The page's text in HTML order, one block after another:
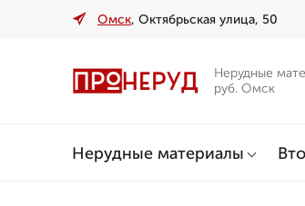
Омск, Октябрьская улица, 50
Нерудные
руб. Омск
Нерудные материалы